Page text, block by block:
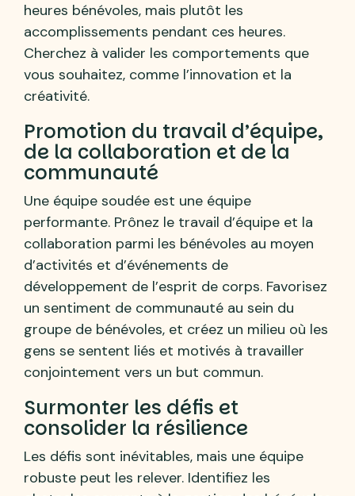
heures bénévoles, mais plutôt les
accomplissements pendant ces heures.
Cherchez à valider les comportements que
vous souhaitez, comme l’innovation et la
créativité.
Promotion du travail d’équipe,
de la collaboration et de la
communauté
Une équipe soudée est une équipe
performante. Prônez le travail d’équipe et la
collaboration parmi les bénévoles au moyen
d’activités et d’événements de
développement de l’esprit de corps. Favorisez
un sentiment de communauté au sein du
groupe de bénévoles, et créez un milieu où les
gens se sentent liés et motivés à travailler
conjointement vers un but commun.
Surmonter les défis et
consolider la résilience
Les défis sont inévitables, mais une équipe
robuste peut les relever. Identifiez les